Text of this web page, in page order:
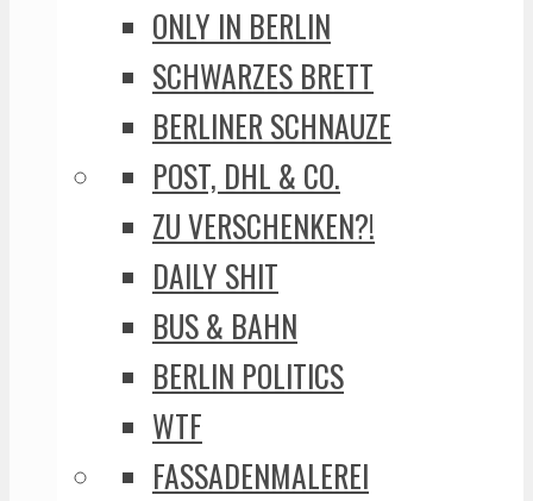
ONLY IN BERLIN
SCHWARZES BRETT
BERLINER SCHNAUZE
POST, DHL & CO.
ZU VERSCHENKEN?!
DAILY SHIT
BUS & BAHN
BERLIN POLITICS
WTF
FASSADENMALEREI